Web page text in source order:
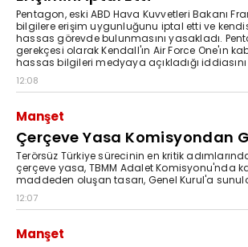
Pentagon, eski ABD Hava Kuvvetleri Bakanı
bilgilere erişim uygunluğunu iptal etti ve
hassas görevde bulunmasını yasakladı.
gerekçesi olarak Kendall'ın Air Force One'ın
hassas bilgileri medyaya açıkladığı
12:08
Manşet
Çerçeve Yasa Komisyondan
Terörsüz Türkiye sürecinin en kritik
çerçeve yasa, TBMM Adalet Komisyonu'nda
maddeden oluşan tasarı, Genel Kurul'a
12:07
Manşet